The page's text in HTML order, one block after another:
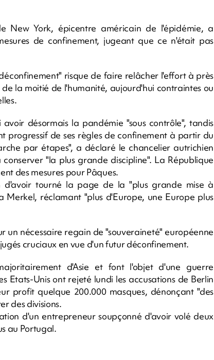
New York, épicentre américain de l'épidémie, a
de confinement, jugeant que ce n'était pas
risque de faire relâcher l'effort à près
la moitié de l'humanité, aujourd'hui contraintes ou
désormais la pandémie "sous contrôle", tandis
progressif de ses règles de confinement à partir du
par étapes", a déclaré le chancelier autrichien
"la plus grande discipline". La République
des mesures pour Pâques.
d'avoir tourné la page de la "plus grande mise à
Merkel, réclamant "plus d'Europe, une Europe plus
un nécessaire regain de "souveraineté" européenne
cruciaux en vue d'un futur déconfinement.
d'Asie et font l'objet d'une guerre
Etats-Unis ont rejeté lundi les accusations de Berlin
profit quelque 200.000 masques, dénonçant "des
des divisions.
d'un entrepreneur soupçonné d'avoir volé deux
au Portugal.